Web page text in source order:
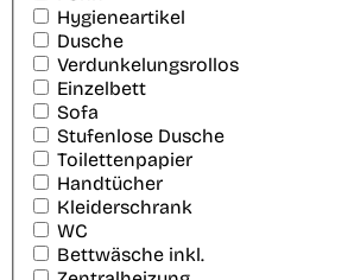
Hygieneartikel
Dusche
Verdunkelungsrollos
Einzelbett
Sofa
Stufenlose Dusche
Toilettenpapier
Handtücher
Kleiderschrank
WC
Bettwäsche inkl.